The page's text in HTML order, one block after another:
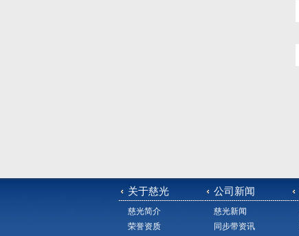
关于慈光
慈光简介
荣誉资质
公司新闻
慈光新闻
同步带资讯